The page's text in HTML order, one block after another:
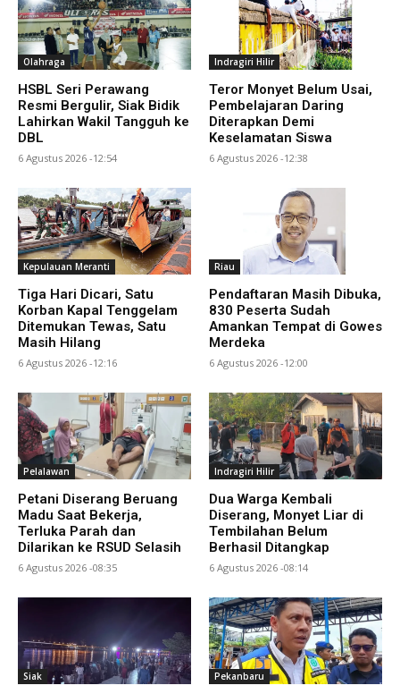
Olahraga
HSBL Seri Perawang
Resmi Bergulir, Siak Bidik
Lahirkan Wakil Tangguh ke
DBL
6 Agustus 2026 -12:54
Indragiri Hilir
Teror Monyet Belum Usai,
Pembelajaran Daring
Diterapkan Demi
Keselamatan Siswa
6 Agustus 2026 -12:38
Kepulauan Meranti
Tiga Hari Dicari, Satu
Korban Kapal Tenggelam
Ditemukan Tewas, Satu
Masih Hilang
6 Agustus 2026 -12:16
Riau
Pendaftaran Masih Dibuka,
830 Peserta Sudah
Amankan Tempat di Gowes
Merdeka
6 Agustus 2026 -12:00
Pelalawan
Petani Diserang Beruang
Madu Saat Bekerja,
Terluka Parah dan
Dilarikan ke RSUD Selasih
6 Agustus 2026 -08:35
Indragiri Hilir
Dua Warga Kembali
Diserang, Monyet Liar di
Tembilahan Belum
Berhasil Ditangkap
6 Agustus 2026 -08:14
Siak Pekanbaru